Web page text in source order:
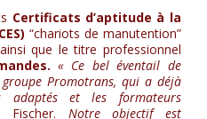
Certificats d’aptitude à la
“chariots de manutention”
que le titre professionnel
« Ce bel éventail de
Promotrans, qui a déjà
adaptés et les formateurs
Fischer. Notre objectif est